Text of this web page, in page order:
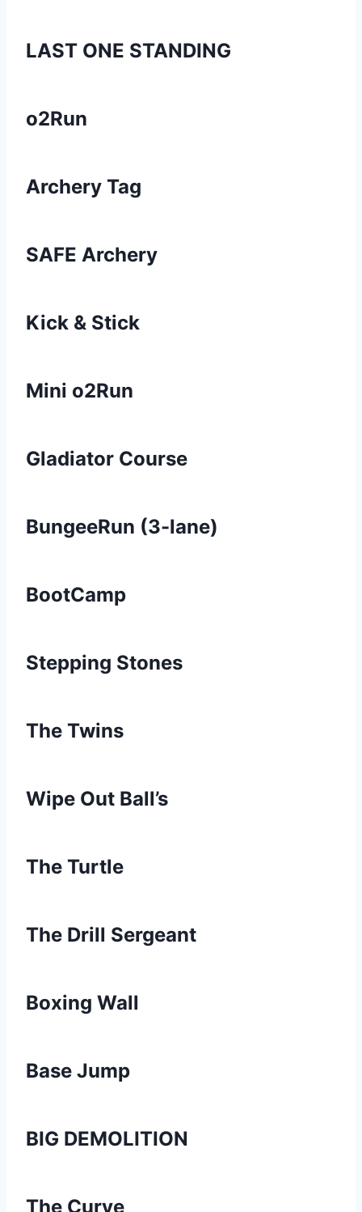
LAST ONE STANDING
o2Run
Archery Tag
SAFE Archery
Kick & Stick
Mini o2Run
Gladiator Course
BungeeRun (3-lane)
BootCamp
Stepping Stones
The Twins
Wipe Out Ball’s
The Turtle
The Drill Sergeant
Boxing Wall
Base Jump
BIG DEMOLITION
The Curve